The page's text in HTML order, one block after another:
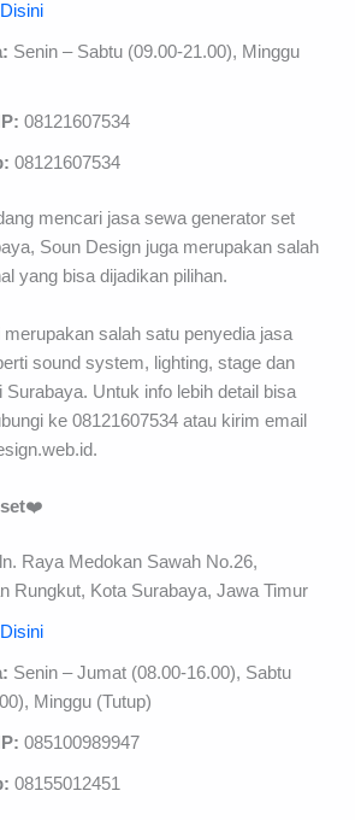
Senin – Sabtu (09.00-21.00), Minggu
08121607534
08121607534
mencari jasa sewa generator set
Soun Design juga merupakan salah
yang bisa dijadikan pilihan.
salah satu penyedia jasa
sound system, lighting, stage dan
Untuk info lebih detail bisa
ke 08121607534 atau kirim email
.
❤️
Raya Medokan Sawah No.26,
Rungkut, Kota Surabaya, Jawa Timur
Senin – Jumat (08.00-16.00), Sabtu
Minggu (Tutup)
085100989947
08155012451